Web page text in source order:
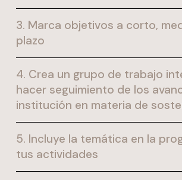
3. Marca objetivos a corto,
plazo
4. Crea un grupo de trabajo
hacer seguimiento de los
institución en materia de
5. Incluye la temática en la
tus actividades